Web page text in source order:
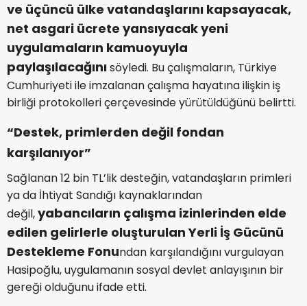
ve üçüncü ülke vatandaşlarını kapsayacak,
net asgari ücrete yansıyacak yeni
uygulamaların kamuoyuyla
paylaşılacağınısöyledi. Bu çalışmaların, Türkiye
Cumhuriyeti ile imzalanan çalışma hayatına ilişkin iş
birliği protokolleri çerçevesinde yürütüldüğünü belirtti.
“Destek, primlerden değil fondan
karşılanıyor”
Sağlanan 12 bin TL’lik desteğin, vatandaşların primleri
ya da İhtiyat Sandığı kaynaklarından
değil,yabancıların çalışma izinlerinden elde
edilen gelirlerle oluşturulan Yerli İş Gücünü
Destekleme Fonundan karşılandığını vurgulayan
Hasipoğlu, uygulamanın sosyal devlet anlayışının bir
gereği olduğunu ifade etti.